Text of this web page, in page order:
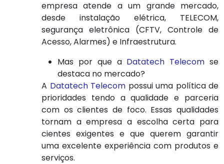
empresa atende a um grande mercado,
desde instalação elétrica, TELECOM,
segurança eletrônica (CFTV, Controle de
Acesso, Alarmes) e Infraestrutura.
Mas por que a Datatech Telecom se
destaca no mercado?
A Datatech Telecom possui uma política de
prioridades tendo a qualidade e parceria
com os clientes de foco. Essas qualidades
tornam a empresa a escolha certa para
cientes exigentes e que querem garantir
uma excelente experiência com produtos e
serviços.